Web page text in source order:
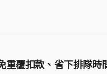
重覆扣款、省下排隊時